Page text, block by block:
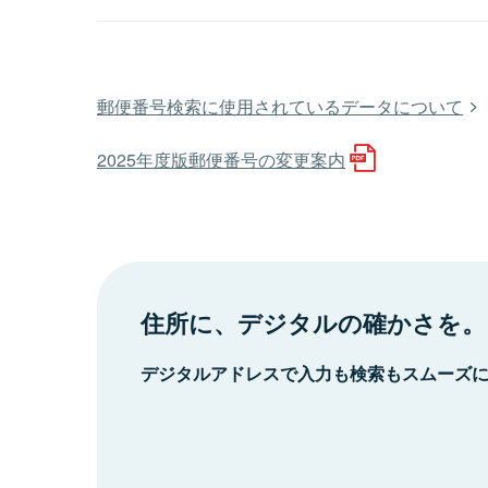
郵便番号検索に使用されているデータについて
2025年度版郵便番号の変更案内
住所に、デジタルの確かさを。
デジタルアドレスで入力も検索もスムーズ